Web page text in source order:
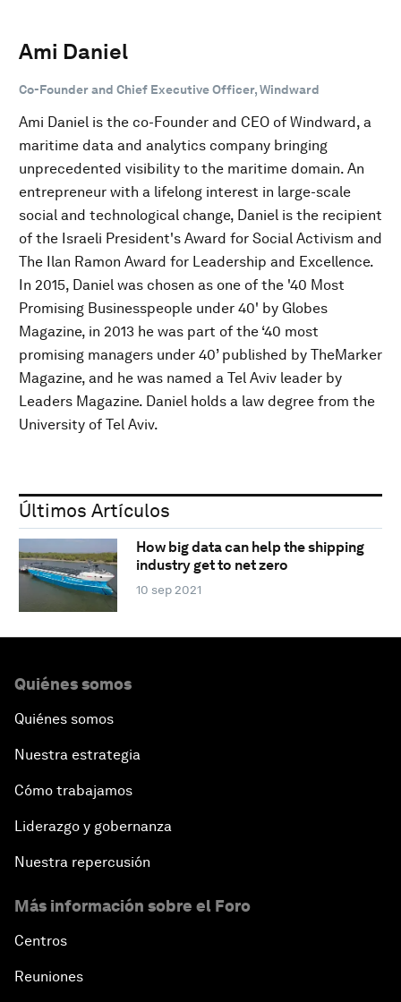
Ami Daniel
Co-Founder and Chief Executive Officer, Windward
Ami Daniel is the co-Founder and CEO of Windward, a
maritime data and analytics company bringing
unprecedented visibility to the maritime domain. An
entrepreneur with a lifelong interest in large-scale
social and technological change, Daniel is the recipient
of the Israeli President's Award for Social Activism and
The Ilan Ramon Award for Leadership and Excellence.
In 2015, Daniel was chosen as one of the '40 Most
Promising Businesspeople under 40' by Globes
Magazine, in 2013 he was part of the ‘40 most
promising managers under 40’ published by TheMarker
Magazine, and he was named a Tel Aviv leader by
Leaders Magazine. Daniel holds a law degree from the
University of Tel Aviv.
Últimos Artículos
How big data can help the shipping
industry get to net zero
10 sep 2021
Quiénes somos
Quiénes somos
Nuestra estrategia
Cómo trabajamos
Liderazgo y gobernanza
Nuestra repercusión
Más información sobre el Foro
Centros
Reuniones